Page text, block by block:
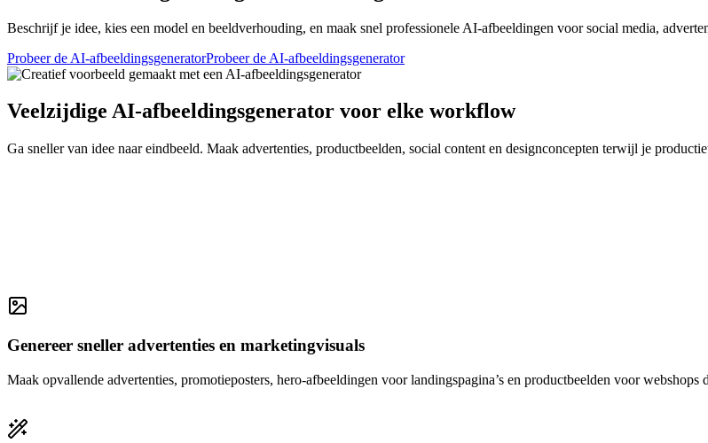
Beschrijf je idee, kies een model en beeldverhouding, en maak snel professionele AI-afbeeldingen voor social media,
Probeer de AI-afbeeldingsgeneratorProbeer de AI-afbeeldingsgenerator
Veelzijdige AI-afbeeldingsgenerator voor elke workflow
Ga sneller van idee naar eindbeeld. Maak advertenties, productbeelden, social content en designconcepten terwijl je
Genereer sneller advertenties en marketingvisuals
Maak opvallende advertenties, promotieposters, hero-afbeeldingen voor landingspagina’s en productbeelden voor